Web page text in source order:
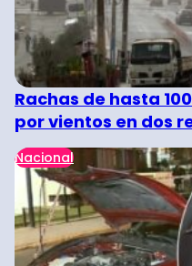
Rachas de hasta
por vientos en dos
Nacional